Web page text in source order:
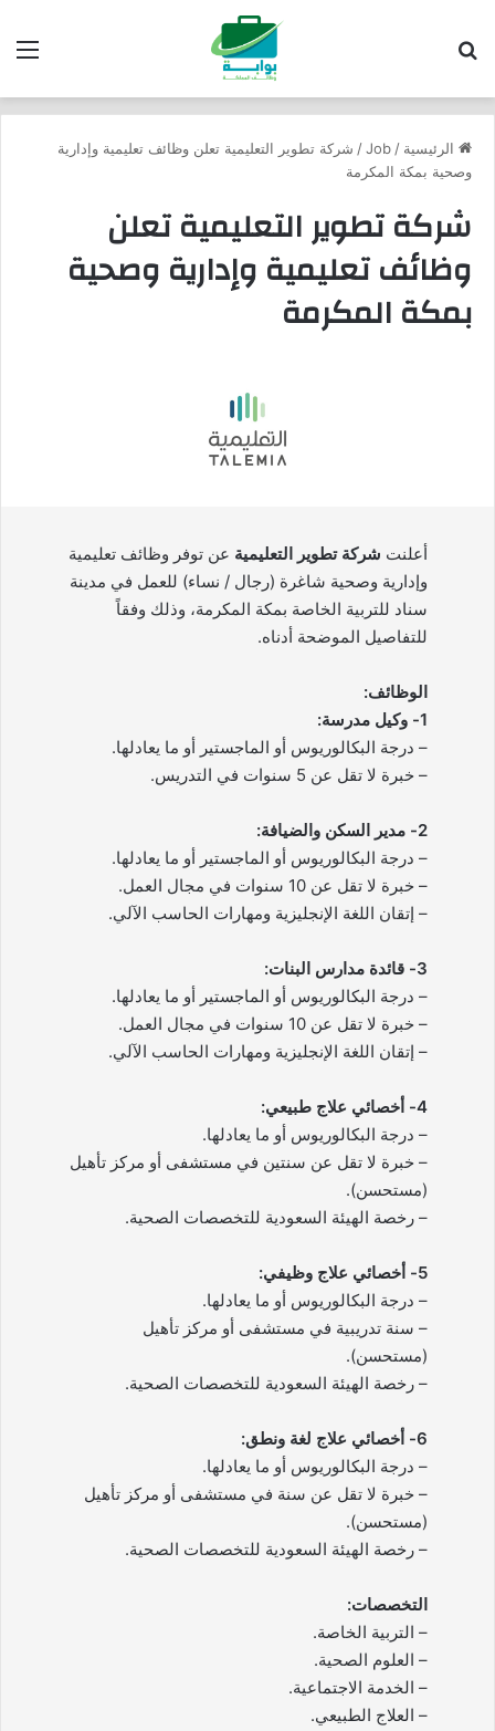
الرئيسية /
Job
/ شركة تطوير التعليمية تعلن وظائف تعليمية وإدارية
وصحية بمكة المكرمة
شركة تطوير التعليمية تعلن
وظائف تعليمية وإدارية وصحية
بمكة المكرمة
أعلنت شركة تطوير التعليمية عن توفر وظائف تعليمية
وإدارية وصحية شاغرة (رجال / نساء) للعمل في مدينة
سناد للتربية الخاصة بمكة المكرمة، وذلك وفقاً
للتفاصيل الموضحة أدناه.
الوظائف:
1- وكيل مدرسة:
– درجة البكالوريوس أو الماجستير أو ما يعادلها.
– خبرة لا تقل عن 5 سنوات في التدريس.
2- مدير السكن والضيافة:
– درجة البكالوريوس أو الماجستير أو ما يعادلها.
– خبرة لا تقل عن 10 سنوات في مجال العمل.
– إتقان اللغة الإنجليزية ومهارات الحاسب الآلي.
3- قائدة مدارس البنات:
– درجة البكالوريوس أو الماجستير أو ما يعادلها.
– خبرة لا تقل عن 10 سنوات في مجال العمل.
– إتقان اللغة الإنجليزية ومهارات الحاسب الآلي.
4- أخصائي علاج طبيعي:
– درجة البكالوريوس أو ما يعادلها.
– خبرة لا تقل عن سنتين في مستشفى أو مركز تأهيل
(مستحسن).
– رخصة الهيئة السعودية للتخصصات الصحية.
5- أخصائي علاج وظيفي:
– درجة البكالوريوس أو ما يعادلها.
– سنة تدريبية في مستشفى أو مركز تأهيل
(مستحسن).
– رخصة الهيئة السعودية للتخصصات الصحية.
6- أخصائي علاج لغة ونطق:
– درجة البكالوريوس أو ما يعادلها.
– خبرة لا تقل عن سنة في مستشفى أو مركز تأهيل
(مستحسن).
– رخصة الهيئة السعودية للتخصصات الصحية.
التخصصات:
– التربية الخاصة.
– العلوم الصحية.
– الخدمة الاجتماعية.
– العلاج الطبيعي.